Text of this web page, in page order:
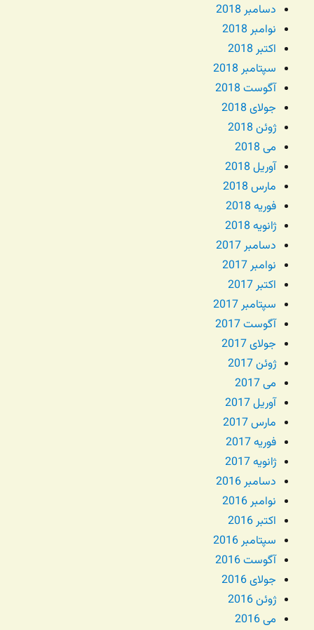
دسامبر 2018
نوامبر 2018
اکتبر 2018
سپتامبر 2018
آگوست 2018
جولای 2018
ژوئن 2018
می 2018
آوریل 2018
مارس 2018
فوریه 2018
ژانویه 2018
دسامبر 2017
نوامبر 2017
اکتبر 2017
سپتامبر 2017
آگوست 2017
جولای 2017
ژوئن 2017
می 2017
آوریل 2017
مارس 2017
فوریه 2017
ژانویه 2017
دسامبر 2016
نوامبر 2016
اکتبر 2016
سپتامبر 2016
آگوست 2016
جولای 2016
ژوئن 2016
می 2016